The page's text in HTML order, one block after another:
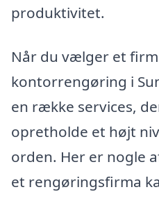
produktivitet.
Når du vælger et
kontorrengøring i
en række services,
opretholde et højt
orden. Her er nogle
et rengøringsfirma